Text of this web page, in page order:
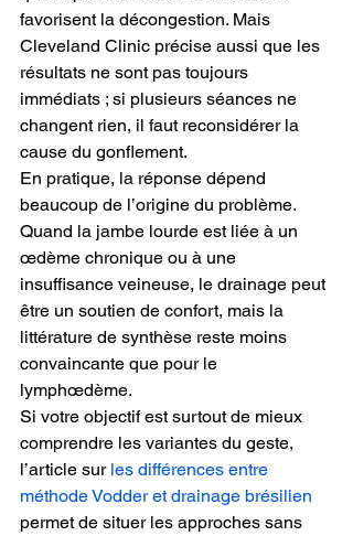
favorisent la décongestion. Mais
Cleveland Clinic précise aussi que les
résultats ne sont pas toujours
immédiats ; si plusieurs séances ne
changent rien, il faut reconsidérer la
cause du gonflement.
En pratique, la réponse dépend
beaucoup de l’origine du problème.
Quand la jambe lourde est liée à un
œdème chronique ou à une
insuffisance veineuse, le drainage peut
être un soutien de confort, mais la
littérature de synthèse reste moins
convaincante que pour le
lymphœdème.
Si votre objectif est surtout de mieux
comprendre les variantes du geste,
l’article sur les différences entre
méthode Vodder et drainage brésilien
permet de situer les approches sans